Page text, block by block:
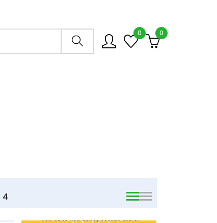
Arama mağazası
0 0
4